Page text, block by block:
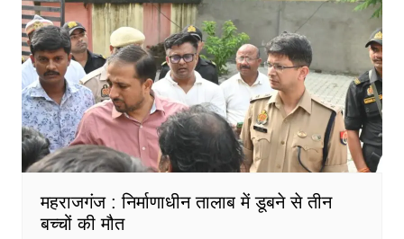
महराजगंज : निर्माणाधीन तालाब में डूबने से तीन
बच्चों की मौत